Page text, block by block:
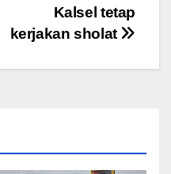
Kalsel tetap
kerjakan sholat